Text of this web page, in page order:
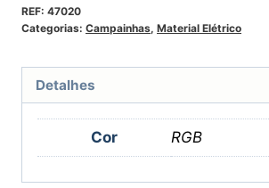
REF: 47020
Categorias: Campainhas, Material Elétrico
Detalhes
Cor RGB